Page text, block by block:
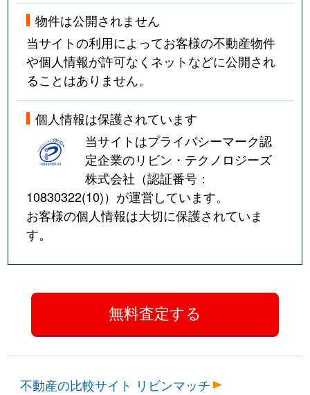
物件は公開されません
当サイトの利用によってお客様の不動産物件
や個人情報が許可なくネットなどに公開され
ることはありません。
個人情報は保護されています
当サイトはプライバシーマーク認
定企業のリビン・テクノロジーズ
株式会社（認証番号：
10830322(10)）が運営しています。
お客様の個人情報は大切に保護されていま
す。
不動産の比較サイト リビンマッチ